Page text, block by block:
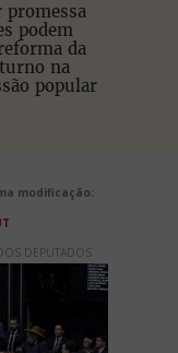
promessa
podem
da
na
popular
modificação:
DEPUTADOS